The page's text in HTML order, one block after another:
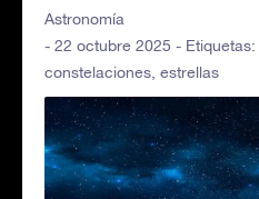
Astronomía
- 22 octubre 2025 - Etiquetas:
constelaciones, estrellas